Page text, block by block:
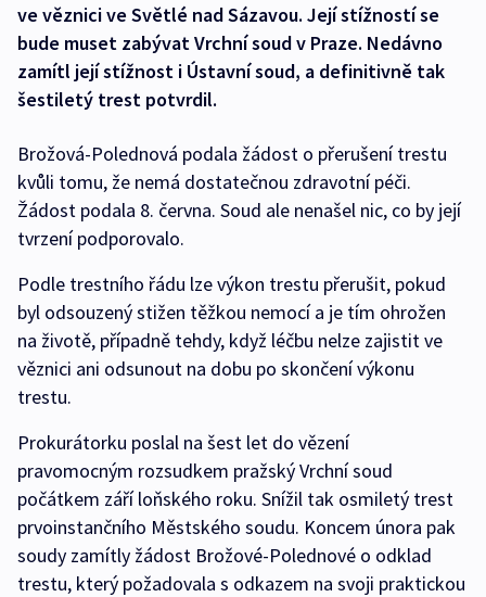
ve věznici ve Světlé nad Sázavou. Její stížností se
bude muset zabývat Vrchní soud v Praze. Nedávno
zamítl její stížnost i Ústavní soud, a definitivně tak
šestiletý trest potvrdil.
Brožová-Polednová podala žádost o přerušení trestu
kvůli tomu, že nemá dostatečnou zdravotní péči.
Žádost podala 8. června. Soud ale nenašel nic, co by její
tvrzení podporovalo.
Podle trestního řádu lze výkon trestu přerušit, pokud
byl odsouzený stižen těžkou nemocí a je tím ohrožen
na životě, případně tehdy, když léčbu nelze zajistit ve
věznici ani odsunout na dobu po skončení výkonu
trestu.
Prokurátorku poslal na šest let do vězení
pravomocným rozsudkem pražský Vrchní soud
počátkem září loňského roku. Snížil tak osmiletý trest
prvoinstančního Městského soudu. Koncem února pak
soudy zamítly žádost Brožové-Polednové o odklad
trestu, který požadovala s odkazem na svoji praktickou